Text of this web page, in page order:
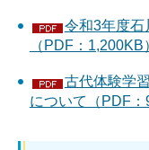
令和3年度石
（PDF：1,200KB
古代体験学
について（PDF：